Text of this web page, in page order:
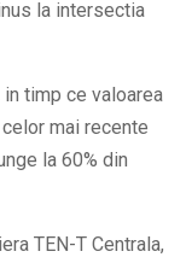
la intersectia
timp ce valoarea
mai recente
la 60% din
TEN-T Centrala,